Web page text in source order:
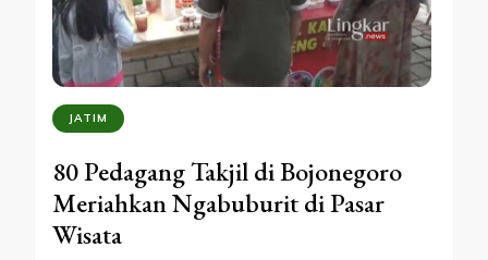
JATIM
80 Pedagang Takjil di Bojonegoro
Meriahkan Ngabuburit di Pasar
Wisata